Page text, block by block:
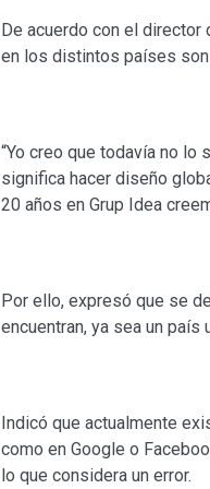
De acuerdo con el
en los distintos países
“Yo creo que todavía no lo
significa hacer diseño
20 años en Grup Idea
Por ello, expresó que se
encuentran, ya sea un
Indicó que actualmente
como en Google o
lo que considera un error.